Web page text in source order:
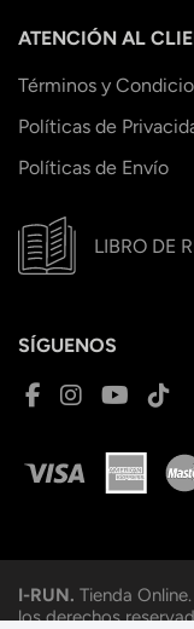
ATENCIÓN AL
Términos y
Políticas de
Políticas de Envío
LIBRO DE
SÍGUENOS
I-RUN. Tienda
los derechos